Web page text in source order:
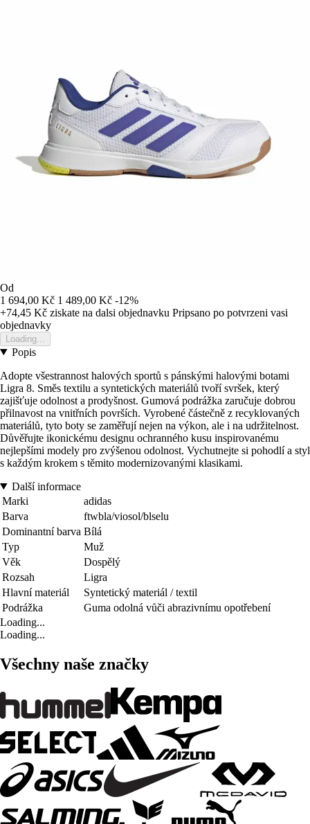
Od
1 694,00 Kč 1 489,00 Kč -12%
+74,45 Kč ziskate na dalsi objednavku Pripsano po potvrzeni vasi
objednavky
Loading...
Popis
Adopte všestrannost halových sportů s pánskými halovými botami
Ligra 8. Směs textilu a syntetických materiálů tvoří svršek, který
zajišťuje odolnost a prodyšnost. Gumová podrážka zaručuje dobrou
přilnavost na vnitřních površích. Vyrobené částečně z recyklovaných
materiálů, tyto boty se zaměřují nejen na výkon, ale i na udržitelnost.
Důvěřujte ikonickému designu ochranného kusu inspirovanému
nejlepšími modely pro zvýšenou odolnost. Vychutnejte si pohodlí a styl
s každým krokem s těmito modernizovanými klasikami.
Další informace
Marki
adidas
Barva
ftwbla/viosol/blselu
Dominantní barva Bílá
Typ
Muž
Věk
Dospělý
Rozsah
Ligra
Hlavní materiál
Syntetický materiál / textil
Podrážka
Guma odolná vůči abrazivnímu opotřebení
Loading...
Loading...
Všechny naše značky